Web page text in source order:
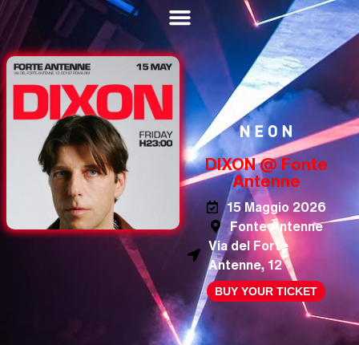
DIXON @ Fonte
Antenne
15 Maggio 2026
Fonte Antenne
Via del Forte
Antenne, 12
BUY YOUR TICKET